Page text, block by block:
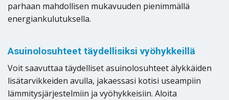
parhaan mahdollisen mukavuuden pienimmällä
energiankulutuksella.
Asuinolosuhteet täydellisiksi vyöhykkeillä
Voit saavuttaa täydelliset asuinolosuhteet älykkäiden
lisätarvikkeiden avulla, jakaessasi kotisi useampiin
lämmitysjärjestelmiin ja vyöhykkeisiin. Aloita